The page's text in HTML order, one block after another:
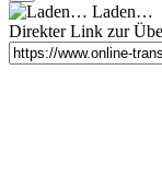
Laden…
Direkter Link zur